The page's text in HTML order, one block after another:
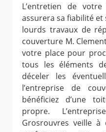
L’entretien de
assurera sa fiabilité
lourds travaux de
couverture M.
votre place pour
tous les éléments
déceler les
l’entreprise de
bénéficiez d’une
propre.
Grosrouvres veille